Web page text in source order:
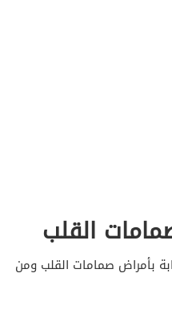
القلب
بأمراض صمامات القلب ومن